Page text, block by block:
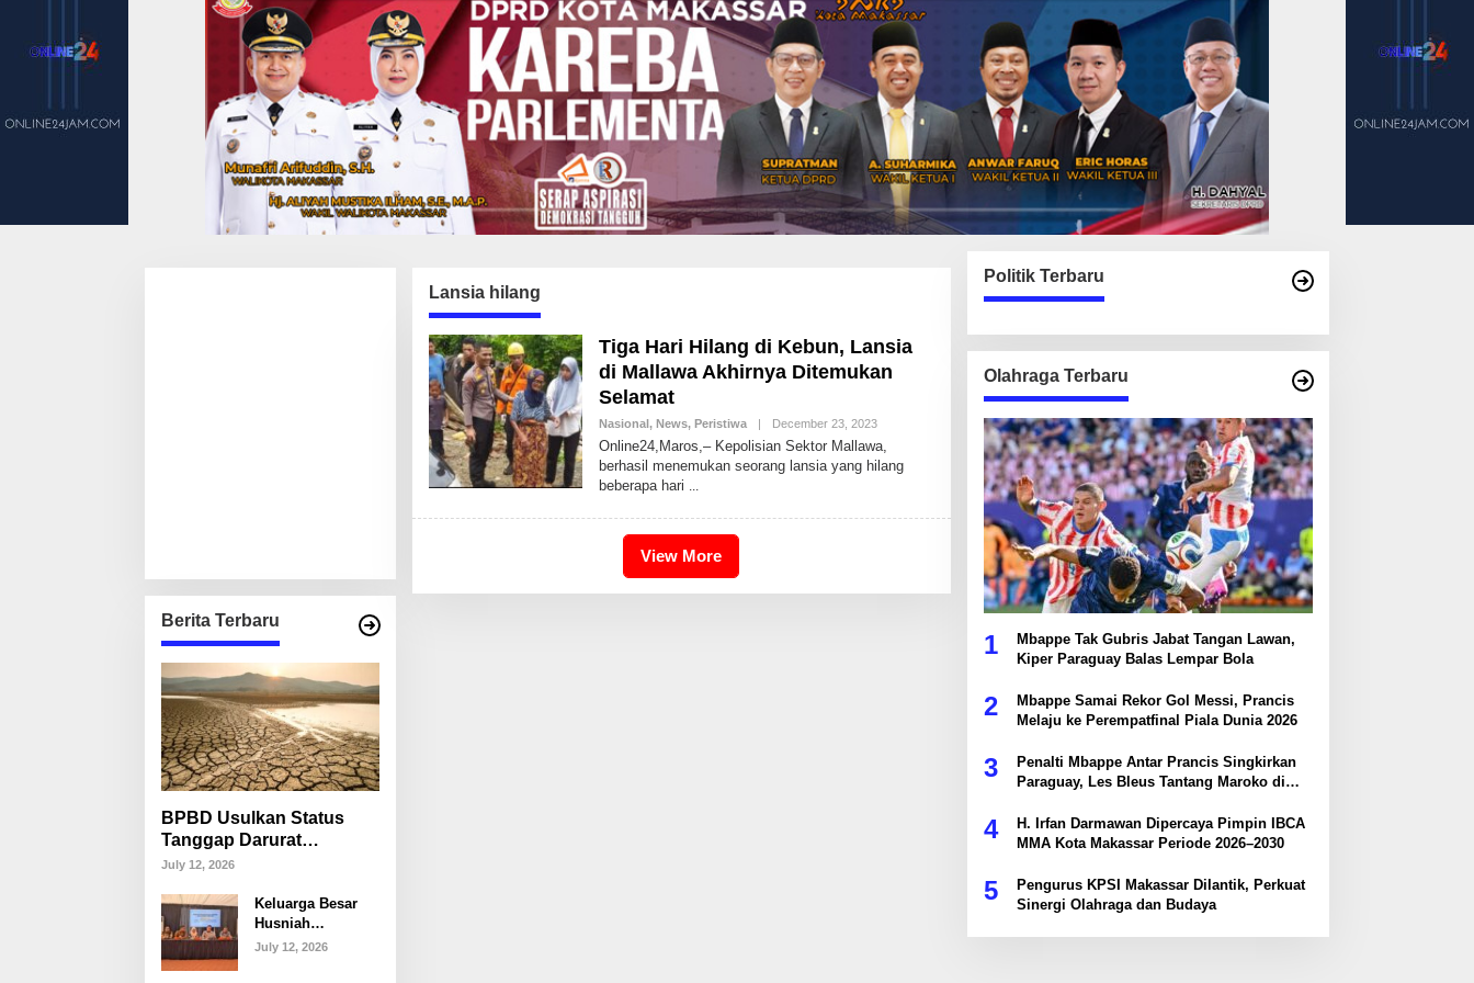
Berita Terbaru
BPBD Usulkan Status
Tanggap Darurat
Kekeringan di Makassar,
Mulai Krisis Air Bersih
July 12, 2026
Keluarga Besar
Husniah
Talenrang
July 12, 2026
Lansia hilang
Tiga Hari Hilang di Kebun, Lansia
di Mallawa Akhirnya Ditemukan
Selamat
Nasional, News, Peristiwa | December 23, 2023B
A
N
I
R
Online24,Maros,– Kepolisian Sektor Mallawa,
berhasil menemukan seorang lansia yang hilang
beberapa hari
View More
Politik Terbaru
Olahraga Terbaru
1
Mbappe Tak Gubris Jabat Tangan Lawan,
Kiper Paraguay Balas Lempar Bola
2
Mbappe Samai Rekor Gol Messi, Prancis
Melaju ke Perempatfinal Piala Dunia 2026
3
Penalti Mbappe Antar Prancis Singkirkan
Paraguay, Les Bleus Tantang Maroko di
4
H. Irfan Darmawan Dipercaya Pimpin IBCA
MMA Kota Makassar Periode 2026–2030
5
Pengurus KPSI Makassar Dilantik, Perkuat
Sinergi Olahraga dan Budaya